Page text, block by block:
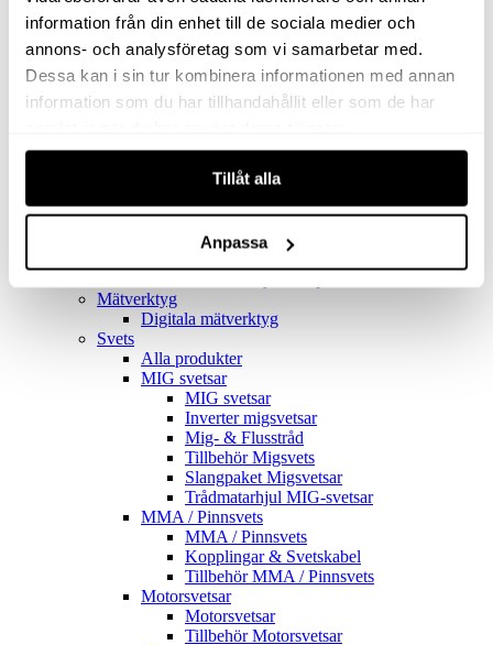
information från din enhet till de sociala medier och
annons- och analysföretag som vi samarbetar med.
Dessa kan i sin tur kombinera informationen med annan
information som du har tillhandahållit eller som de har
Tillåt alla
Anpassa
Golv- & Kombinationsmunstycke
Munstycke
Motor
Reservdelar dammsugare
Rör & handtag
Uppsamlingspåsar
Alla produkter
Mätverktyg
Digitala mätverktyg
Svets
Alla produkter
MIG svetsar
MIG svetsar
Inverter migsvetsar
Mig- & Flusstråd
Tillbehör Migsvets
Slangpaket Migsvetsar
Trådmatarhjul MIG-svetsar
MMA / Pinnsvets
MMA / Pinnsvets
Kopplingar & Svetskabel
Tillbehör MMA / Pinnsvets
Motorsvetsar
Motorsvetsar
Tillbehör Motorsvetsar